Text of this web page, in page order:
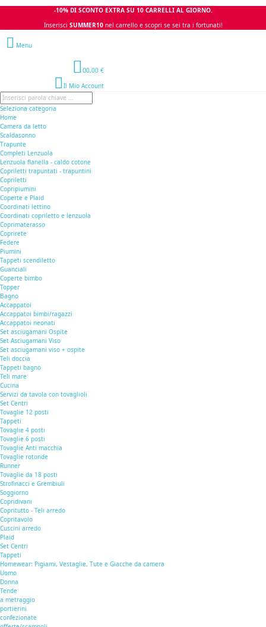
-10% DI SCONTO EXTRA SU 10 CARRELLI AL GIORNO.
Inserisci SUMMER10 nel carrello e scopri se sei tra i fortunati!
Menu
00,00 €
Il Mio Account
Seleziona categoria
Home
Camera da letto
Scaldasonno
Trapunte
Completi Lenzuola
Lenzuola flanella - caldo cotone
Copriletti trapuntati - trapuntini
Copriletti
Copripiumini
Coperte e Plaid
Coordinati lettino
Coordinati copriletto e lenzuola
Coprimaterasso
Coprirete
Federe
Piumini
Tappeti scendiletto
Guanciali
Coperte bimbo
Topper
Bagno
Accappatoi
Accappatoi bimbi/ragazzi
Accappatoi neonati
Set asciugamani Ospite
Set Asciugamani Viso
Set asciugamani viso + ospite
Teli doccia
Tappeti bagno
Teli mare
Cucina
Servizi da tavola con tovaglioli
Set Centri
Tovaglie 12 posti
Tappeti
Tovaglie 4 posti
Tovaglie 6 posti
Tovaglie Anti macchia
Tovaglie rotonde
Runner
Tovaglie da 18 posti
Strofinacci e Grembiuli
Soggiorno
Copridivani
Copritutto - Teli arredo
Copritavolo
Cuscini arredo
Plaid
Set Centri
Tappeti
Homewear: Pigiami, Vestaglie, Tute e Giacche da camera
Uomo
Donna
Tende
a metraggio
portierini
confezionate